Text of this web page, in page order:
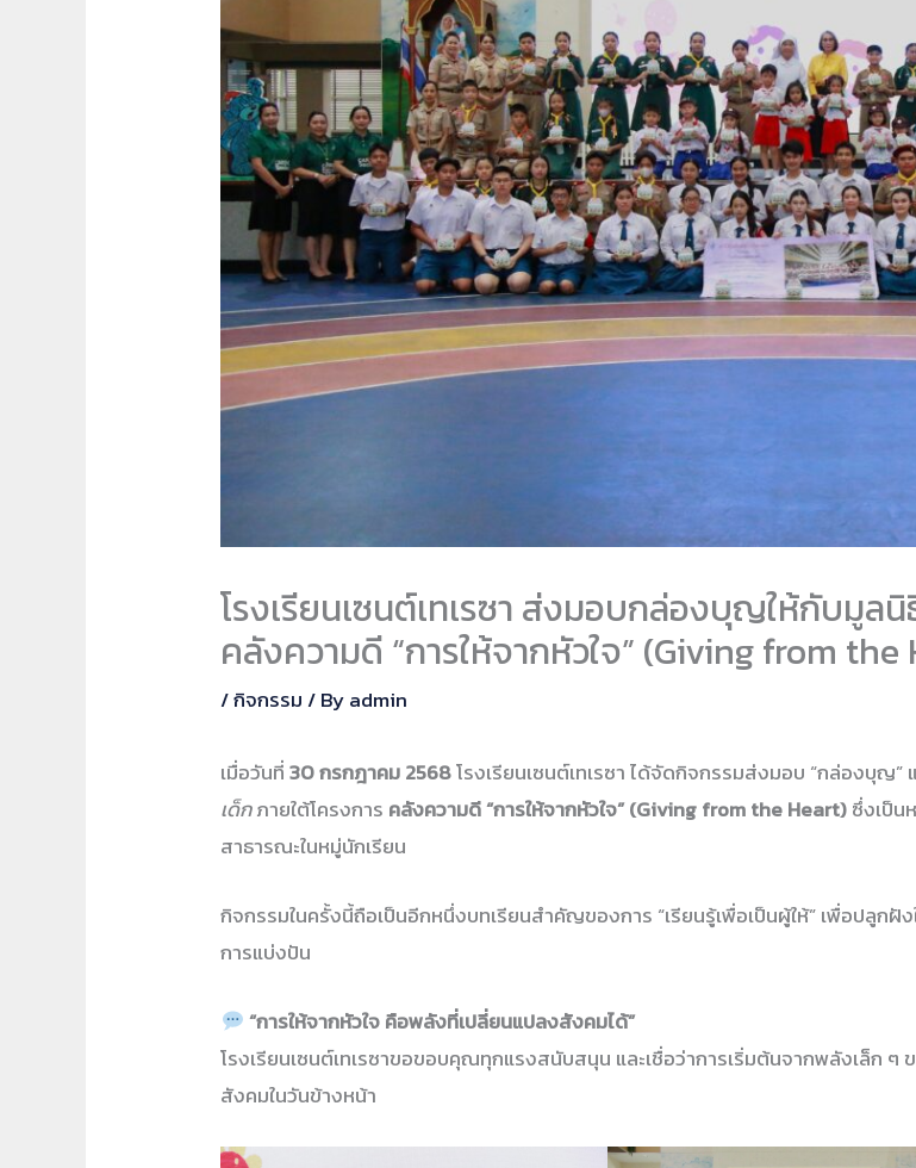
โรงเรียนเซนต์เทเรซา ส่งมอบกล่องบุญให้กับมู
คลังความดี “การให้จากหัวใจ” (Giving from the
/กิจกรรม / Byadmin
เมื่อวันที่30 กรกฎาคม 2568โรงเรียนเซนต์เทเรซา ได้จัดกิจกรรมส่งมอบ “กล่องบุญ”
เด็กภายใต้โครงการ คลังความดี “การให้จากหัวใจ” (Giving from the Heart)ซึ่งเป็น
สาธารณะในหมู่นักเรียน
กิจกรรมในครั้งนี้ถือเป็นอีกหนึ่งบทเรียนสำคัญของการ “เรียนรู้เพื่อเป็นผู้ให้” เพื่อปลูก
การแบ่งปัน
“การให้จากหัวใจ คือพลังที่เปลี่ยนแปลงสังคมได้”
โรงเรียนเซนต์เทเรซาขอขอบคุณทุกแรงสนับสนุน และเชื่อว่าการเริ่มต้นจากพลังเล็ก ๆ
สังคมในวันข้างหน้า